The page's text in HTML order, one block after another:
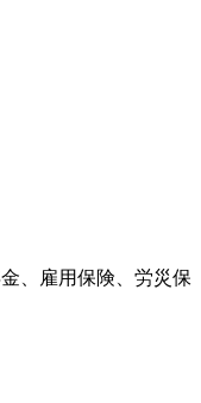
、雇用保険、労災保